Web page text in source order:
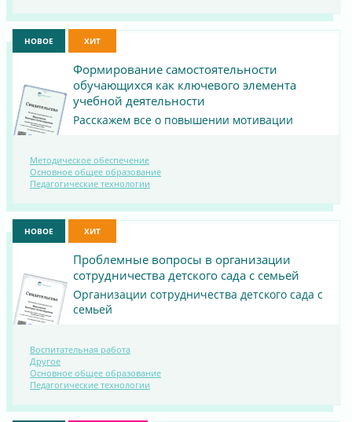
НОВОЕ ХИТ
ПОСМОТРЕТЬ
МАТЕРИАЛ
Формирование самостоятельности
обучающихся как ключевого элемента
учебной деятельности
Расскажем все о повышении мотивации
Методическое обеспечение
Основное общее образование
Педагогические технологии
НОВОЕ ХИТ
МАТЕРИАЛ
Проблемные вопросы в организации
сотрудничества детского сада с семьей
Организации сотрудничества детского сада с
семьей
Воспитательная работа
Другое
Основное общее образование
Педагогические технологии